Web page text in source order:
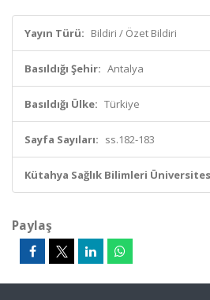
Yayın Türü: Bildiri / Özet Bildiri
Basıldığı Şehir: Antalya
Basıldığı Ülke: Türkiye
Sayfa Sayıları: ss.182-183
Kütahya Sağlık Bilimleri
Paylaş